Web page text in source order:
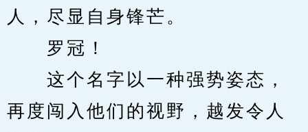
人，尽显自身锋芒。
罗冠！
这个名字以一种强势姿态，
再度闯入他们的视野，越发令人